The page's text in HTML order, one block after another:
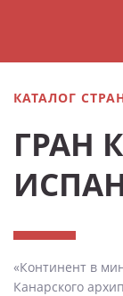
КАТАЛОГ
ГРАН
«Континент в
Канарского